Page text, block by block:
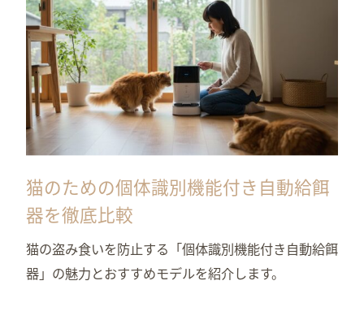
猫のための個体識別機能付き自動給餌
器を徹底比較
猫の盗み食いを防止する「個体識別機能付き自動給餌
器」の魅力とおすすめモデルを紹介します。